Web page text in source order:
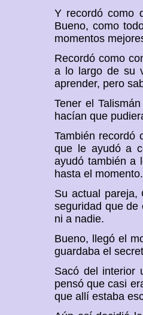
Y recordó como
Bueno, como
momentos
Recordó como
a lo largo de su
aprender, pero
Tener el
hacían que
También recordó
que le ayudó a
ayudó también a
hasta el momento.
Su actual pareja,
seguridad que de
ni a nadie.
Bueno, llegó el
guardaba el
Sacó del interior
pensó que casi
que allí estaba